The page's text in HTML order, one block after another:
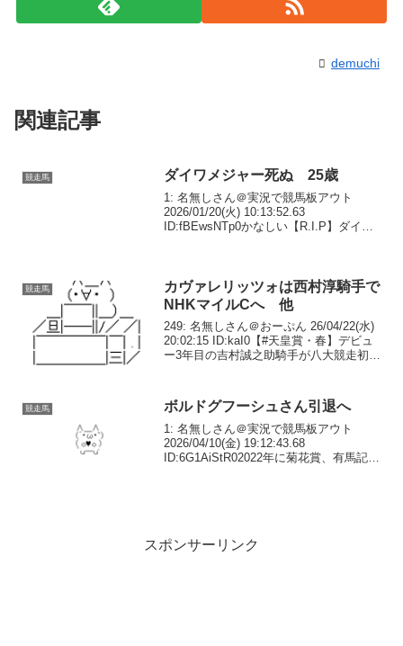
demuchi
関連記事
競走馬 ダイワメジャー死ぬ 25歳
1: 名無しさん＠実況で競馬板アウト
2026/01/20(火) 10:13:52.63
ID:fBEwsNTp0かなしい【R.I.P】ダイワ
競走馬
カヴァレリッツォは西村淳騎手で
NHKマイルCへ 他
249: 名無しさん＠おーぷん 26/04/22(水)
20:02:15 ID:kaI0【#天皇賞・春】デビュ
ー3年目の吉村誠之助騎手が八大競走初騎
競走馬 ボルドグフーシュさん引退へ
1: 名無しさん＠実況で競馬板アウト
2026/04/10(金) 19:12:43.68
ID:6G1AiStR02022年に菊花賞、有馬記念
スポンサーリンク